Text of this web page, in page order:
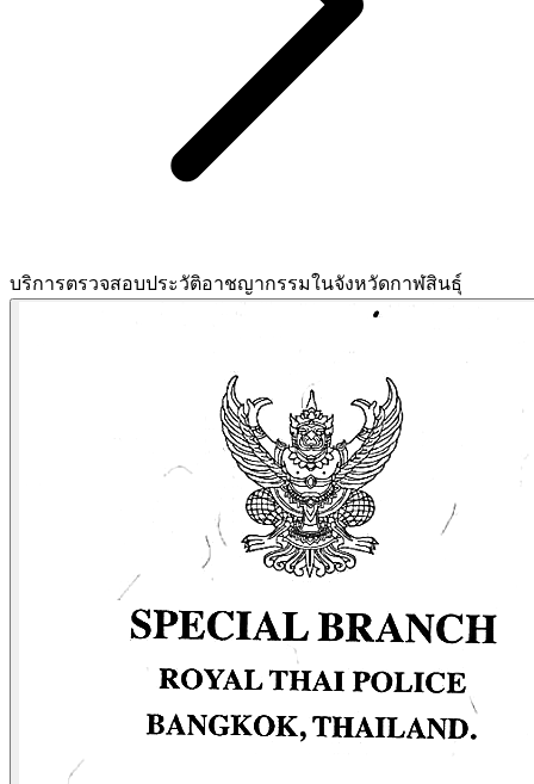
บริการตรวจสอบประวัติอาชญากรรมในจังหวัดกาฬสินธุ์